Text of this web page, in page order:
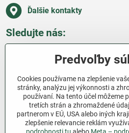
Ďalšie kontakty
Sledujte nás:
Všetko o nákupe
Ďakujeme za podporu
Sme slovenský e-shop bez
Predvoľby
Cookies používame na zlepšenie
stránky, analýzu jej výkonnosti a
používaní. Na tento účel môžeme
tretích strán a zhromaždené
partnerom v EÚ, USA alebo iných
zlepšenie relevancie reklám